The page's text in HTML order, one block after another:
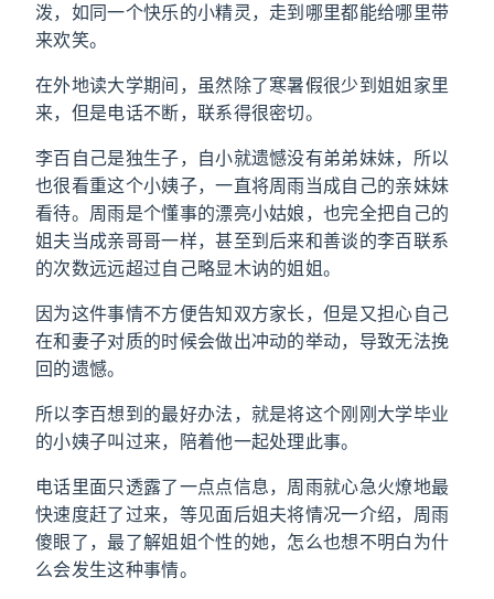
泼，如同一个快乐的小精灵，走到哪里都能给哪里带
来欢笑。
在外地读大学期间，虽然除了寒暑假很少到姐姐家里
来，但是电话不断，联系得很密切。
李百自己是独生子，自小就遗憾没有弟弟妹妹，所以
也很看重这个小姨子，一直将周雨当成自己的亲妹妹
看待。周雨是个懂事的漂亮小姑娘，也完全把自己的
姐夫当成亲哥哥一样，甚至到后来和善谈的李百联系
的次数远远超过自己略显木讷的姐姐。
因为这件事情不方便告知双方家长，但是又担心自己
在和妻子对质的时候会做出冲动的举动，导致无法挽
回的遗憾。
所以李百想到的最好办法，就是将这个刚刚大学毕业
的小姨子叫过来，陪着他一起处理此事。
电话里面只透露了一点点信息，周雨就心急火燎地最
快速度赶了过来，等见面后姐夫将情况一介绍，周雨
傻眼了，最了解姐姐个性的她，怎么也想不明白为什
么会发生这种事情。